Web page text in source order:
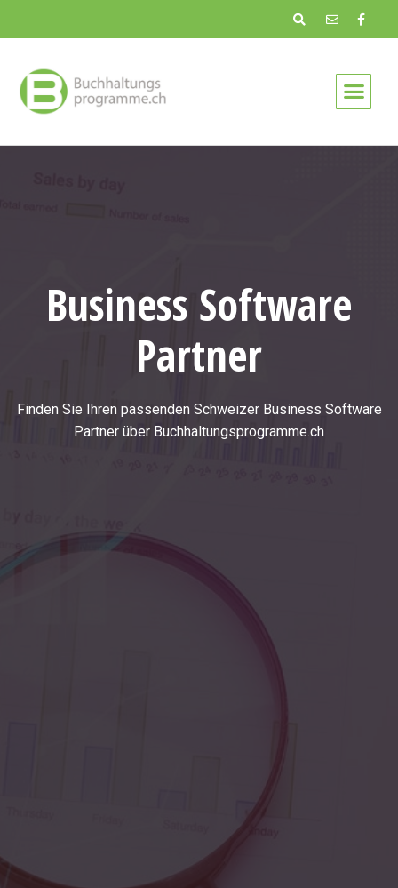
Business Software
Partner
Finden Sie Ihren passenden Schweizer Business Software
Partner über Buchhaltungsprogramme.ch